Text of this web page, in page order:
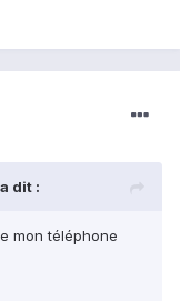
dit :
mon téléphone